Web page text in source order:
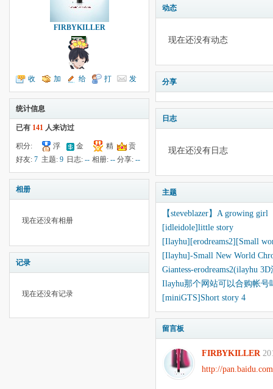
FIRBYKILLER
收
听TA
加
为好友
给
我留言
打
个招呼
发
送消息
统计信息
已有 141 人来访过
积分:
23
浮
云:-18
金
钱:--
精
华:--
贡
献:--
好友: 7 主题: 9 日志:-- 相册: -- 分享:--
相册
现在还没有相册
记录
现在还没有记录
动态
现在还没有动态
分享
日志
现在还没有日志
主题
【steveblazer】A growing girl
[idleidole]little story
[Ilayhu][erodreams2][Small
[Ilayhu]-Small New World
Giantess-erodreams2(ilayhu
Ilayhu那个网站可以合购帐号
[miniGTS]Short story 4
留言板
FIRBYKILLER
http://